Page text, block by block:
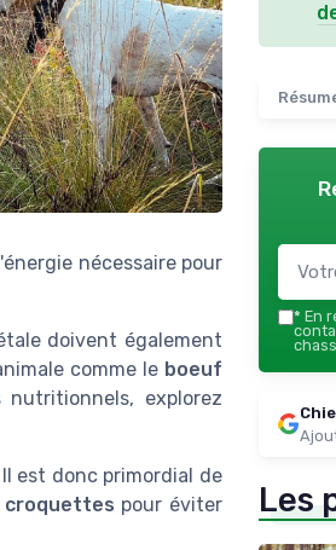
nécessaire pour
doivent également
comme le boeuf
explorez
est donc primordial de
croquettes pour éviter
* En
Les